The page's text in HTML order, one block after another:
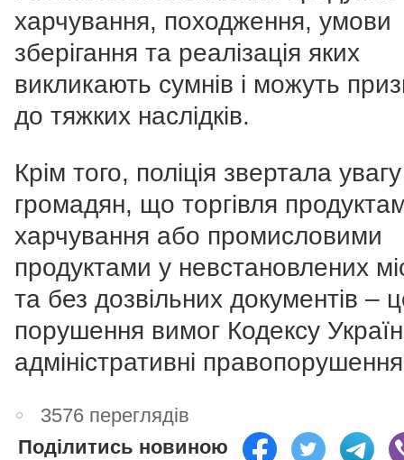
харчування, походження, умови
зберігання та реалізація яких
викликають сумнів і можуть
до тяжких наслідків.
Крім того, поліція звертала увагу
громадян, що торгівля
харчування або промисловими
продуктами у невстановлених
та без дозвільних документів –
порушення вимог Кодексу
адміністративні
3576 переглядів
Поділитись новиною